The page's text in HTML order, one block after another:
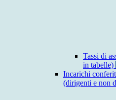
Tassi di
in tabelle)
Incarichi
(dirigenti e non